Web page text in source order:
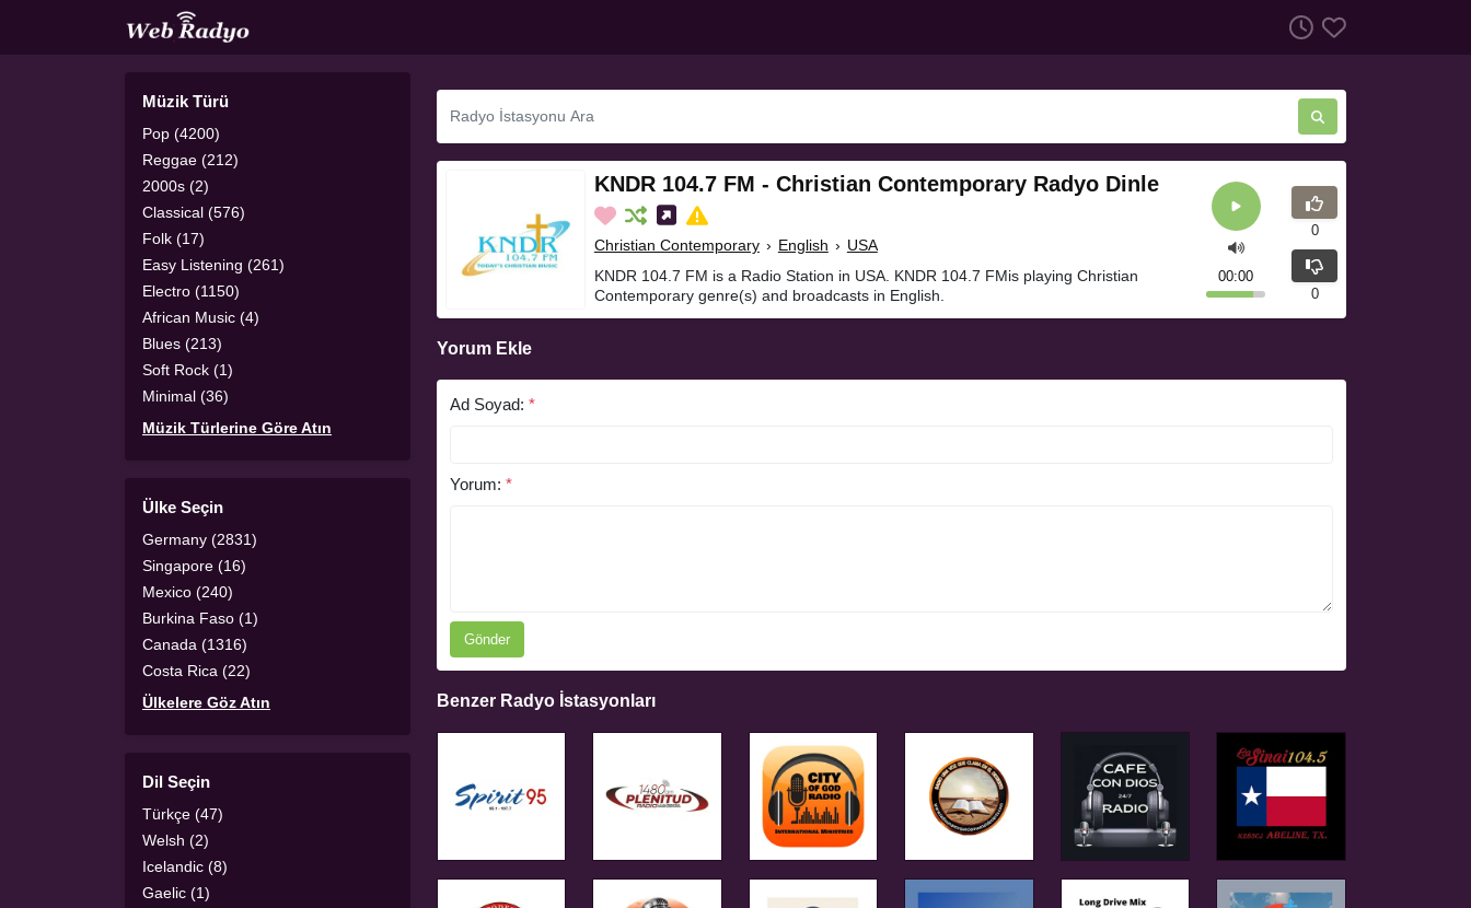
Müzik Türü
Pop (4200)
Reggae (212)
2000s (2)
Classical (576)
Folk (17)
Easy Listening (261)
Electro (1150)
African Music (4)
Blues (213)
Soft Rock (1)
Minimal (36)
Müzik Türlerine Göre Atın
Ülke Seçin
Germany (2831)
Singapore (16)
Mexico (240)
Burkina Faso (1)
Canada (1316)
Costa Rica (22)
Ülkelere Göz Atın
Dil Seçin
Türkçe (47)
Welsh (2)
Icelandic (8)
Gaelic (1)
KNDR 104.7 FM - Christian Contemporary Radyo Dinle
Christian Contemporary › English › USA
KNDR 104.7 FM is a Radio Station in USA. KNDR 104.7 FMis playing Christian
Contemporary genre(s) and broadcasts in English.
00:00
0
0
Yorum Ekle
Ad Soyad: *
Yorum: *
Gönder
Benzer Radyo İstasyonları